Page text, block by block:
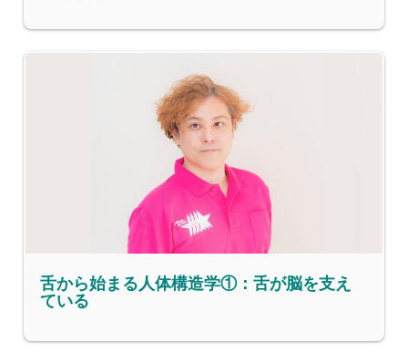
舌から始まる人体構造学①：舌が脳を支え
ている